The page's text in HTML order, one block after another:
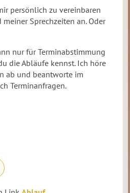
persönlich zu vereinbaren
Sprechzeiten an. Oder
nur für Terminabstimmung
die Abläufe kennst. Ich höre
ab und beantworte im
Terminanfragen.